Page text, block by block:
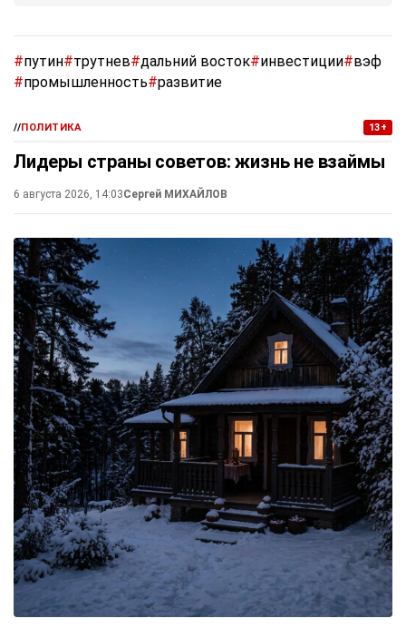
#путин#трутнев#дальний восток#инвестиции#вэф
#промышленность#развитие
//ПОЛИТИКА 13+
Лидеры страны советов: жизнь не взаймы
6 августа 2026, 14:03Сергей МИХАЙЛОВ